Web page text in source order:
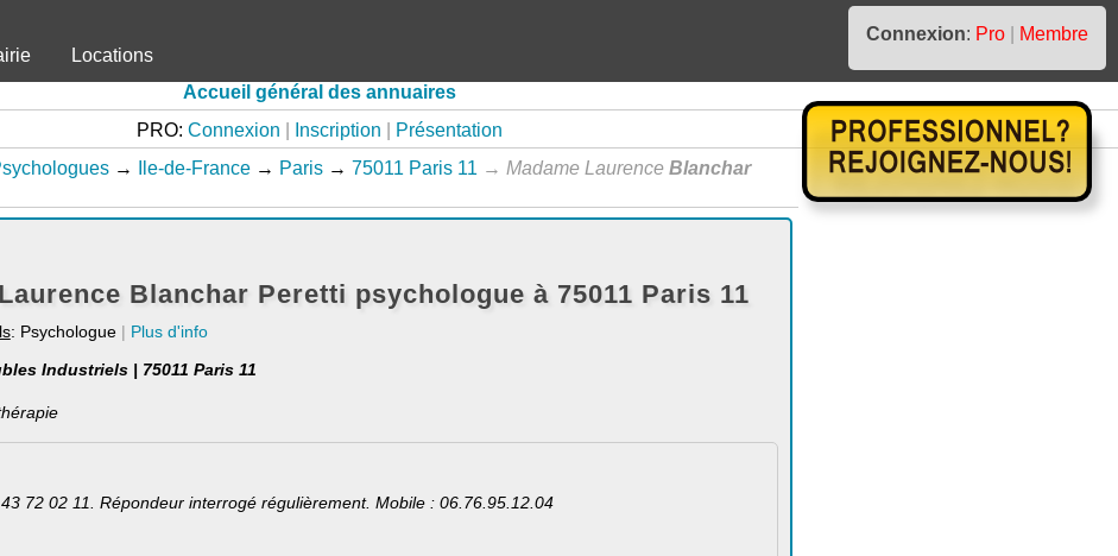
Connexion: Pro
Membre
Locations
Accueil général des annuaires
PRO: Connexion Inscription
Présentation
→ Ile-de-France → Paris → 75011 Paris 11 → Madame Laurence Blanchar
Blanchar Peretti psychologue à 75011 Paris 11
: Psychologue | Plus d'info
Industriels | 75011 Paris 11
72 02 11. Répondeur interrogé régulièrement. Mobile : 06.76.95.12.04